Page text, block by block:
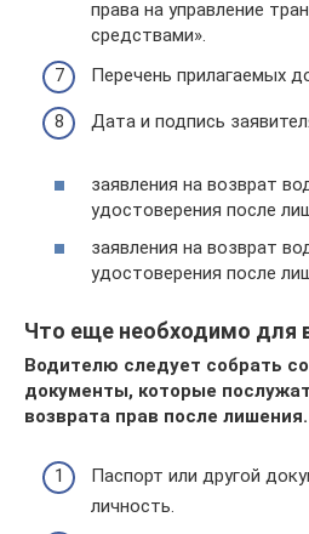
права на управление
средствами».
Перечень прилагаемых
Дата и подпись
заявления на возврат
удостоверения после
заявления на возврат
удостоверения после
Что еще необходимо для
Водителю следует собрать
документы, которые
возврата прав после лишения.
Паспорт или другой
личность.